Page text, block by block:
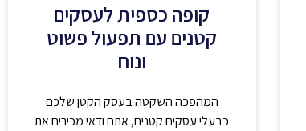
קופה כספית לעסקים
קטנים עם תפעול פשוט
ונוח
המהפכה השקטה בעסק הקטן שלכם
כבעלי עסקים קטנים, אתם ודאי מכירים את